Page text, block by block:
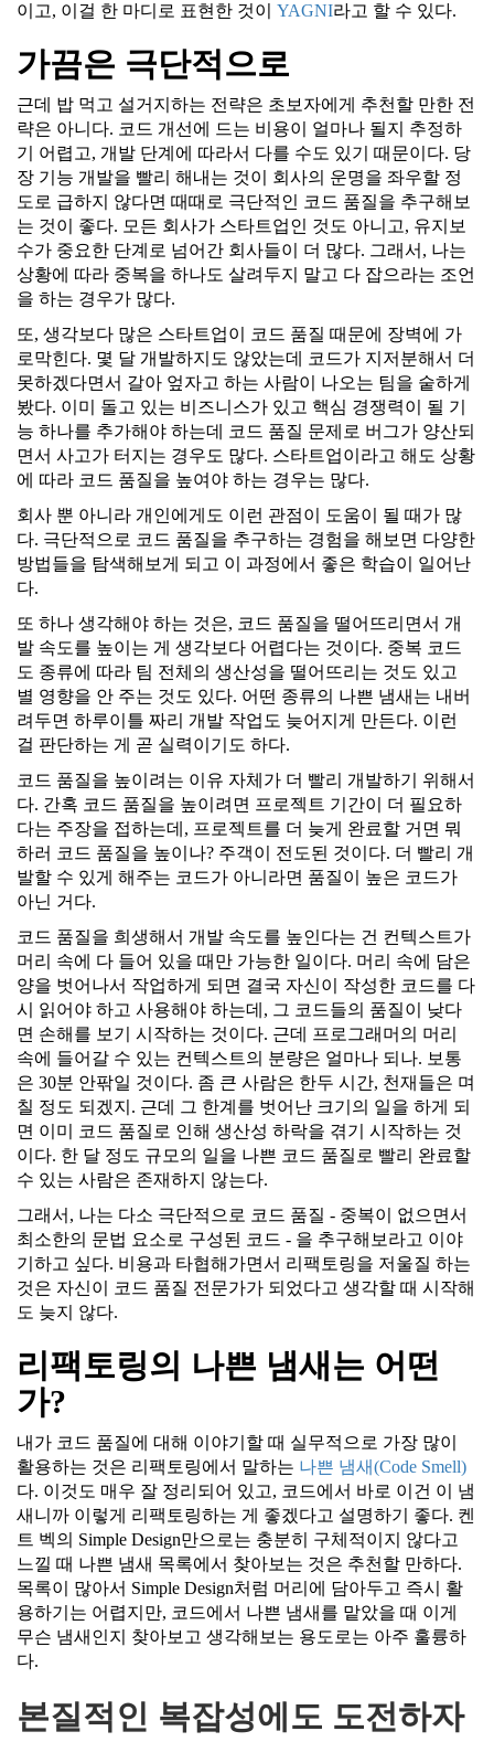
이고, 이걸 한 마디로 표현한 것이 YAGNI라고 할 수 있다.
가끔은 극단적으로
근데 밥 먹고 설거지하는 전략은 초보자에게 추천할 만한 전
략은 아니다. 코드 개선에 드는 비용이 얼마나 될지 추정하
기 어렵고, 개발 단계에 따라서 다를 수도 있기 때문이다. 당
장 기능 개발을 빨리 해내는 것이 회사의 운명을 좌우할 정
도로 급하지 않다면 때때로 극단적인 코드 품질을 추구해보
는 것이 좋다. 모든 회사가 스타트업인 것도 아니고, 유지보
수가 중요한 단계로 넘어간 회사들이 더 많다. 그래서, 나는
상황에 따라 중복을 하나도 살려두지 말고 다 잡으라는 조언
을 하는 경우가 많다.
또, 생각보다 많은 스타트업이 코드 품질 때문에 장벽에 가
로막힌다. 몇 달 개발하지도 않았는데 코드가 지저분해서 더
못하겠다면서 갈아 엎자고 하는 사람이 나오는 팀을 숱하게
봤다. 이미 돌고 있는 비즈니스가 있고 핵심 경쟁력이 될 기
능 하나를 추가해야 하는데 코드 품질 문제로 버그가 양산되
면서 사고가 터지는 경우도 많다. 스타트업이라고 해도 상황
에 따라 코드 품질을 높여야 하는 경우는 많다.
회사 뿐 아니라 개인에게도 이런 관점이 도움이 될 때가 많
다. 극단적으로 코드 품질을 추구하는 경험을 해보면 다양한
방법들을 탐색해보게 되고 이 과정에서 좋은 학습이 일어난
다.
또 하나 생각해야 하는 것은, 코드 품질을 떨어뜨리면서 개
발 속도를 높이는 게 생각보다 어렵다는 것이다. 중복 코드
도 종류에 따라 팀 전체의 생산성을 떨어뜨리는 것도 있고
별 영향을 안 주는 것도 있다. 어떤 종류의 나쁜 냄새는 내버
려두면 하루이틀 짜리 개발 작업도 늦어지게 만든다. 이런
걸 판단하는 게 곧 실력이기도 하다.
코드 품질을 높이려는 이유 자체가 더 빨리 개발하기 위해서
다. 간혹 코드 품질을 높이려면 프로젝트 기간이 더 필요하
다는 주장을 접하는데, 프로젝트를 더 늦게 완료할 거면 뭐
하러 코드 품질을 높이나? 주객이 전도된 것이다. 더 빨리 개
발할 수 있게 해주는 코드가 아니라면 품질이 높은 코드가
아닌 거다.
코드 품질을 희생해서 개발 속도를 높인다는 건 컨텍스트가
머리 속에 다 들어 있을 때만 가능한 일이다. 머리 속에 담은
양을 벗어나서 작업하게 되면 결국 자신이 작성한 코드를 다
시 읽어야 하고 사용해야 하는데, 그 코드들의 품질이 낮다
면 손해를 보기 시작하는 것이다. 근데 프로그래머의 머리
속에 들어갈 수 있는 컨텍스트의 분량은 얼마나 되나. 보통
은 30분 안팎일 것이다. 좀 큰 사람은 한두 시간, 천재들은 며
칠 정도 되겠지. 근데 그 한계를 벗어난 크기의 일을 하게 되
면 이미 코드 품질로 인해 생산성 하락을 겪기 시작하는 것
이다. 한 달 정도 규모의 일을 나쁜 코드 품질로 빨리 완료할
수 있는 사람은 존재하지 않는다.
그래서, 나는 다소 극단적으로 코드 품질 - 중복이 없으면서
최소한의 문법 요소로 구성된 코드 - 을 추구해보라고 이야
기하고 싶다. 비용과 타협해가면서 리팩토링을 저울질 하는
것은 자신이 코드 품질 전문가가 되었다고 생각할 때 시작해
도 늦지 않다.
리팩토링의 나쁜 냄새는 어떤
가?
내가 코드 품질에 대해 이야기할 때 실무적으로 가장 많이
활용하는 것은 리팩토링에서 말하는 나쁜 냄새(Code Smell)
다. 이것도 매우 잘 정리되어 있고, 코드에서 바로 이건 이 냄
새니까 이렇게 리팩토링하는 게 좋겠다고 설명하기 좋다. 켄
트 벡의 Simple Design만으로는 충분히 구체적이지 않다고
느낄 때 나쁜 냄새 목록에서 찾아보는 것은 추천할 만하다.
목록이 많아서 Simple Design처럼 머리에 담아두고 즉시 활
용하기는 어렵지만, 코드에서 나쁜 냄새를 맡았을 때 이게
무슨 냄새인지 찾아보고 생각해보는 용도로는 아주 훌륭하
다.
본질적인 복잡성에도 도전하자